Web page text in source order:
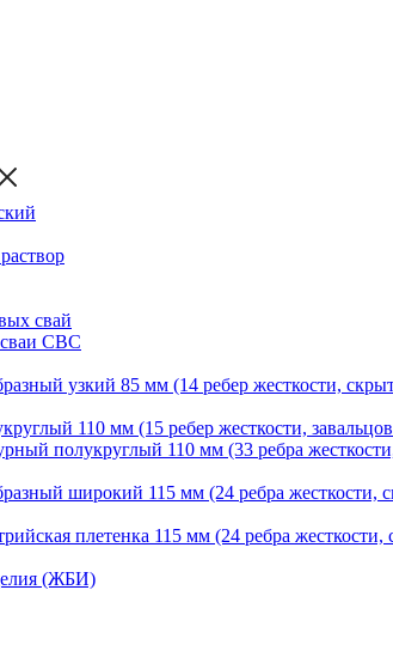
свай
СВС
узкий 85 мм (14 ребер жесткости,
110 мм (15 ребер жесткости,
полукруглый 110 мм (33 ребра
широкий 115 мм (24 ребра жесткости,
плетенка 115 мм (24 ребра жесткости,
(ЖБИ)